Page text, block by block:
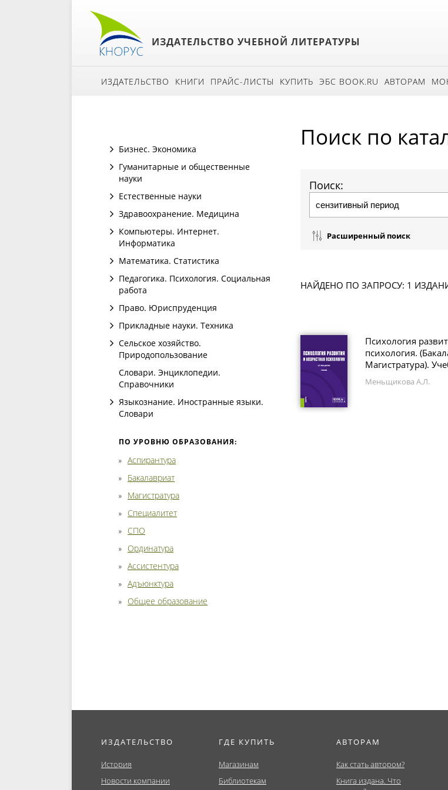
ИЗДАТЕЛЬСТВО УЧЕБНОЙ ЛИТЕРАТУРЫ
ИЗДАТЕЛЬСТВО КНИГИ ПРАЙС-ЛИСТЫ КУПИТЬ ЭБС BOOK.RU АВТОРАМ
Бизнес. Экономика
Гуманитарные и общественные
науки
Естественные науки
Здравоохранение. Медицина
Компьютеры. Интернет.
Информатика
Математика. Статистика
Педагогика. Психология. Социальная
работа
Право. Юриспруденция
Прикладные науки. Техника
Сельское хозяйство.
Природопользование
Словари. Энциклопедии.
Справочники
Языкознание. Иностранные языки.
Словари
ПО УРОВНЮ ОБРАЗОВАНИЯ:
Аспирантура
Бакалавриат
Магистратура
Специалитет
СПО
Ординатура
Ассистентура
Адъюнктура
Общее образование
Поиск по
Поиск:
Расширенный поиск
НАЙДЕНО ПО ЗАПРОСУ: 1
Психология
психология.
Магистратура).
Меньщикова А.Л.
ИЗДАТЕЛЬСТВО
История
Новости компании
ГДЕ КУПИТЬ
Магазинам
Библиотекам
АВТОРАМ
Как стать автором?
Книга издана. Что